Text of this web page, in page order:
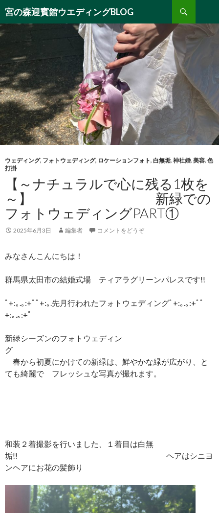
宮の森迎賓館ウエディングBLOG
検
索
へ
移
動
ウェディング, フォトウェディング, ロケーションフォト, 白無垢, 神社婚, 美容, 色
打掛
【～ナチュラルで心に残る1枚を
～】 新緑での
フォトウェディングPART①
2025年6月3日 編集者 コメントをどうぞ
みなさんこんにちは！
群馬県太田市の結婚式場 ティアラグリーンパレスです!!
ﾟ+:｡.｡:+ﾟﾟ+:｡.先月行われたフォトウェディングﾟ+:｡.｡:+ﾟﾟ
+:｡.｡:+ﾟ
新緑シーズンのフォトウェディン
グ
春から初夏にかけての新緑は、鮮やかな緑が広がり、と
ても綺麗で フレッシュな写真が撮れます。
和装２着撮影を行いました、１着目は白無
垢!! ヘアはシニヨ
ンヘアにお花の髪飾り